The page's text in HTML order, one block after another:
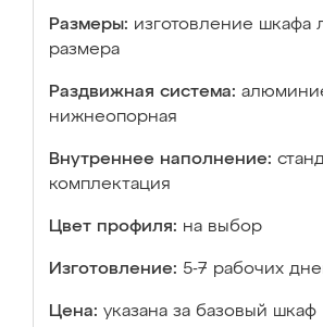
Размеры: изготовление шкафа
размера
Раздвижная система:
нижнеопорная
Внутреннее наполнение:
комплектация
Цвет профиля: на выбор
Изготовление: 5-7 рабочих
Цена: указана за базовый шкаф